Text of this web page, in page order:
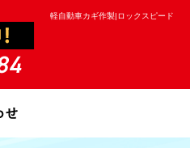
軽自動車カギ作製|ロックスピード